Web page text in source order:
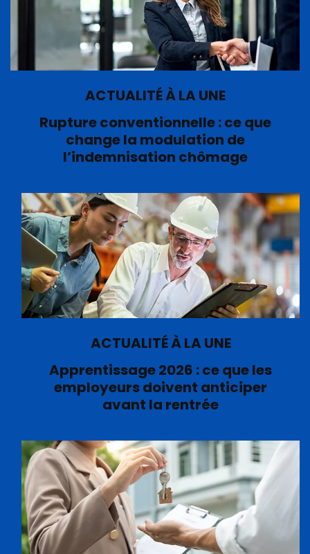
ACTUALITÉ À LA UNE
Rupture conventionnelle : ce que
change la modulation de
l’indemnisation chômage
ACTUALITÉ À LA UNE
Apprentissage 2026 : ce que les
employeurs doivent anticiper
avant la rentrée